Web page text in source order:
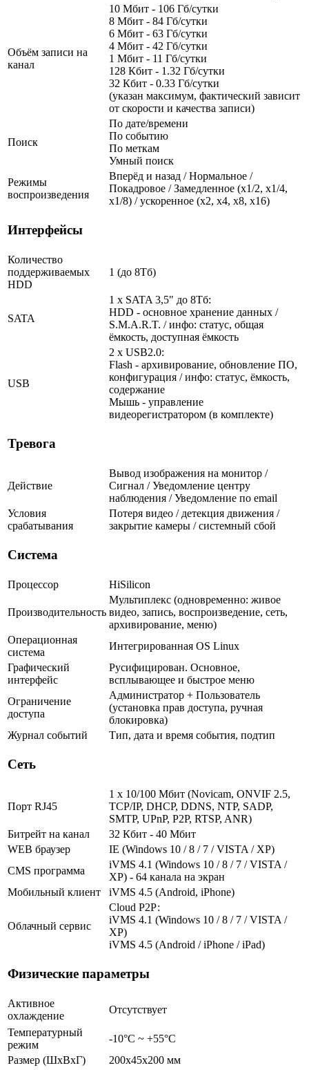
Объём записи на
канал
10 Мбит - 106 Гб/сутки
8 Мбит - 84 Гб/сутки
6 Мбит - 63 Гб/сутки
4 Мбит - 42 Гб/сутки
1 Мбит - 11 Гб/сутки
128 Кбит - 1.32 Гб/сутки
32 Кбит - 0.33 Гб/сутки
(указан максимум, фактический зависит
от скорости и качества записи)
Поиск
По дате/времени
По событию
По меткам
Умный поиск
Режимы
воспроизведения
Вперёд и назад / Нормальное /
Покадровое / Замедленное (х1/2, х1/4,
х1/8) / ускоренное (х2, х4, х8, х16)
Интерфейсы
Количество
поддерживаемых
HDD
1 (до 8Тб)
SATA
1 x SATA 3,5" до 8Тб:
HDD - основное хранение данных /
S.M.A.R.T. / инфо: статус, общая
ёмкость, доступная ёмкость
USB
2 x USB2.0:
Flash - архивирование, обновление ПО,
конфигурация / инфо: статус, ёмкость,
содержание
Мышь - управление
видеорегистратором (в комплекте)
Тревога
Действие
Вывод изображения на монитор /
Сигнал / Уведомление центру
наблюдения / Уведомление по email
Условия
срабатывания
Потеря видео / детекция движения /
закрытие камеры / системный сбой
Система
Процессор HiSilicon
Производительность
Мультиплекс (одновременно: живое
видео, запись, воспроизведение, сеть,
архивирование, меню)
Операционная
система
Интегрированная OS Linux
Графический
интерфейс
Русифицирован. Основное,
всплывающее и быстрое меню
Ограничение
доступа
Администратор + Пользователь
(установка прав доступа, ручная
блокировка)
Журнал событий
Тип, дата и время события, подтип
Сеть
Порт RJ45
1 x 10/100 Мбит (Novicam, ONVIF 2.5,
TCP/IP, DHCP, DDNS, NTP, SADP,
SMTP, UPnP, P2P, RTSP, ANR)
Битрейт на канал
32 Кбит - 40 Мбит
WEB браузер
IE (Windows 10 / 8 / 7 / VISTA / XP)
CMS программа
iVMS 4.1 (Windows 10 / 8 / 7 / VISTA /
XP) - 64 канала на экран
Мобильный клиент
iVMS 4.5 (Android, iPhone)
Облачный сервис
Cloud Р2Р:
iVMS 4.1 (Windows 10 / 8 / 7 / VISTA /
XP)
iVMS 4.5 (Android / iPhone / iPad)
Физические параметры
Активное
охлаждение
Отсутствует
Температурный
режим
-10°C ~ +55°C
Размер (ШxВxГ)
200x45x200 мм